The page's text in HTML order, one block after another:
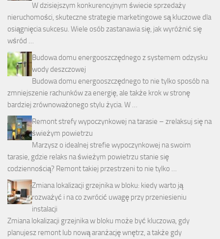
W dzisiejszym konkurencyjnym świecie sprzedaży
nieruchomości, skuteczne strategie marketingowe są kluczowe dla
osiągnięcia sukcesu. Wiele osób zastanawia się, jak wyróżnić się
wśród …
Budowa domu energooszczędnego z systemem odzysku
wody deszczowej
Budowa domu energooszczędnego to nie tylko sposób na
zmniejszenie rachunków za energię, ale także krok w stronę
bardziej zrównoważonego stylu życia. W …
Remont strefy wypoczynkowej na tarasie – zrelaksuj się na
świeżym powietrzu
Marzysz o idealnej strefie wypoczynkowej na swoim
tarasie, gdzie relaks na świeżym powietrzu stanie się
codziennością? Remont takiej przestrzeni to nie tylko …
Zmiana lokalizacji grzejnika w bloku: kiedy warto ją
rozważyć i na co zwrócić uwagę przy przeniesieniu
instalacji
Zmiana lokalizacji grzejnika w bloku może być kluczowa, gdy
planujesz remont lub nową aranżację wnętrz, a także gdy